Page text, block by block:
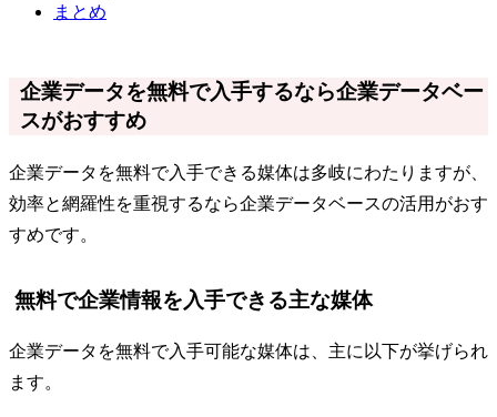
まとめ
企業データを無料で入手するなら企業データベー
スがおすすめ
企業データを無料で入手できる媒体は多岐にわたりますが、
効率と網羅性を重視するなら企業データベースの活用がおす
すめです。
無料で企業情報を入手できる主な媒体
企業データを無料で入手可能な媒体は、主に以下が挙げられ
ます。